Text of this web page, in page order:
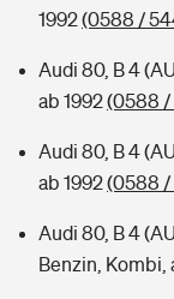
1992(0588 /
Audi 80, B 4
ab 1992(0588 /
Audi 80, B 4
ab 1992(0588 /
Audi 80, B 4
Benzin, Kombi,